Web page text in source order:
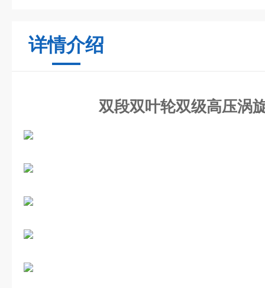
详情介绍
双段双叶轮双级高压涡